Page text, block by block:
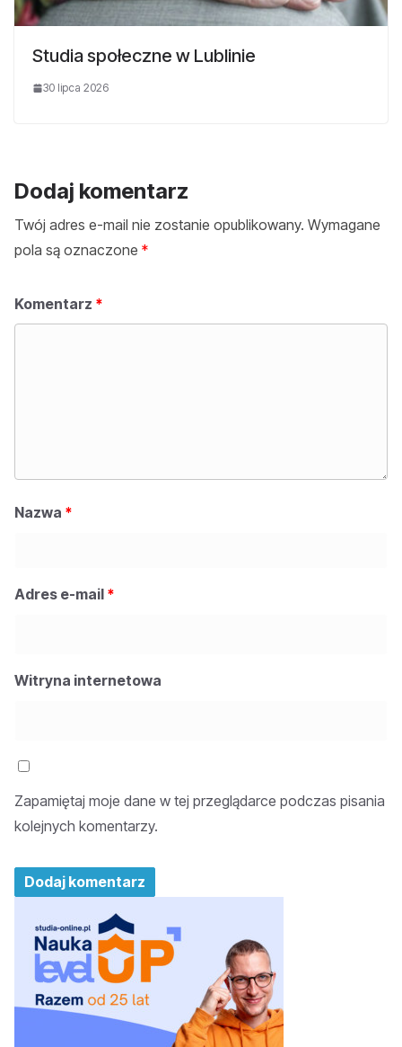
Studia społeczne w Lublinie
30 lipca 2026
Dodaj komentarz
Twój adres e-mail nie zostanie opublikowany. Wymagane
pola są oznaczone *
Komentarz *
Nazwa *
Adres e-mail *
Witryna internetowa
Zapamiętaj moje dane w tej przeglądarce podczas pisania
kolejnych komentarzy.